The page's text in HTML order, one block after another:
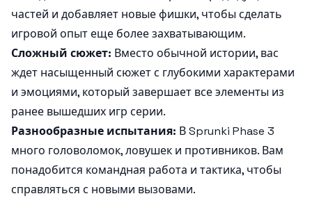
частей и добавляет новые фишки, чтобы сделать
игровой опыт еще более захватывающим.
Сложный сюжет: Вместо обычной истории, вас
ждет насыщенный сюжет с глубокими характерами
и эмоциями, который завершает все элементы из
ранее вышедших игр серии.
Разнообразные испытания: В Sprunki Phase 3
много головоломок, ловушек и противников. Вам
понадобится командная работа и тактика, чтобы
справляться с новыми вызовами.